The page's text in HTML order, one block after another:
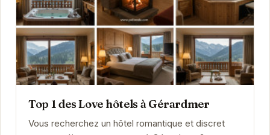
Top 1 des Love hôtels à Gérardmer
Vous recherchez un hôtel romantique et discret